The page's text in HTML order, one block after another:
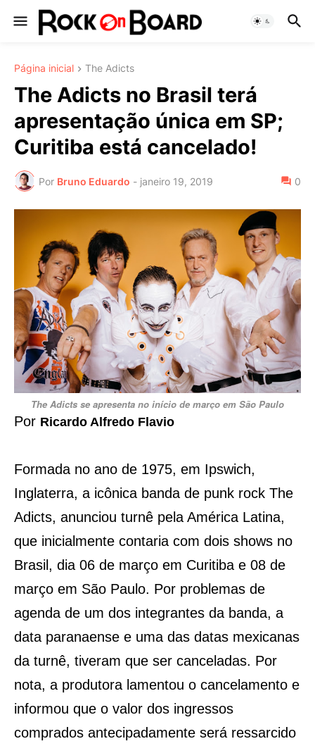
Página inicial The Adicts
The Adicts no Brasil terá
apresentação única em SP;
Curitiba está cancelado!
Por Bruno Eduardo - janeiro 19, 2019 0
The Adicts se apresenta no início de março em São Paulo
Por Ricardo Alfredo Flavio
Formada no ano de 1975, em Ipswich,
Inglaterra, a icônica banda de punk rock The
Adicts, anunciou turnê pela América Latina,
que inicialmente contaria com dois shows no
Brasil, dia 06 de março em Curitiba e 08 de
março em São Paulo. Por problemas de
agenda de um dos integrantes da banda, a
data paranaense e uma das datas mexicanas
da turnê, tiveram que ser canceladas. Por
nota, a produtora lamentou o cancelamento e
informou que o valor dos ingressos
comprados antecipadamente será ressarcido